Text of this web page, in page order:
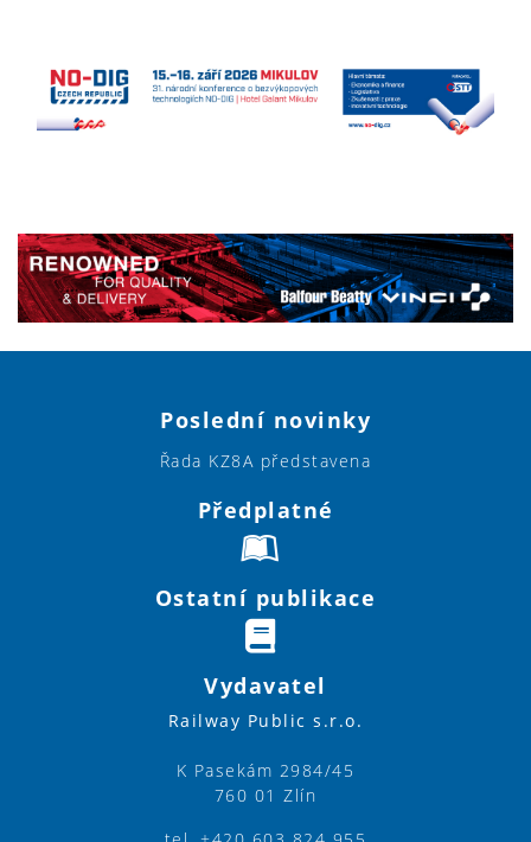
Poslední novinky
Řada KZ8A představena
Předplatné
Ostatní publikace
Vydavatel
Railway Public s.r.o.
K Pasekám 2984/45
760 01 Zlín